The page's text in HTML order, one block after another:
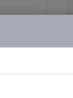
大化す
題解
エ